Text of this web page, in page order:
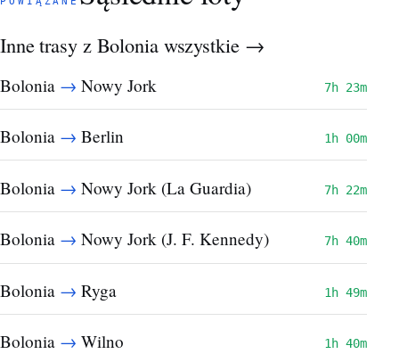
Inne trasy z Bolonia wszystkie →
Bolonia → Nowy Jork 7h 23m
Bolonia → Berlin 1h 00m
Bolonia → Nowy Jork (La Guardia) 7h 22m
Bolonia → Nowy Jork (J. F. Kennedy) 7h 40m
Bolonia → Ryga 1h 49m
Bolonia → Wilno 1h 40m